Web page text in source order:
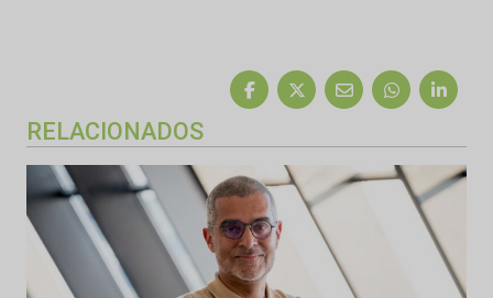
RELACIONADOS